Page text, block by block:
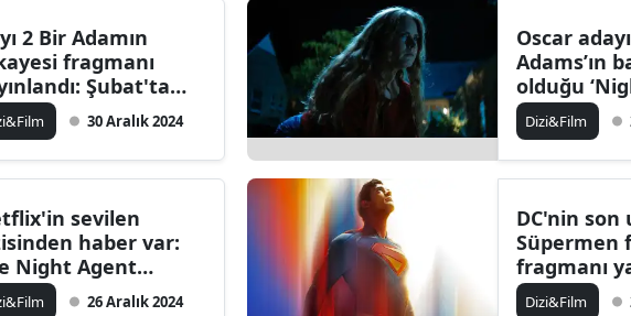
2 Bir Adamın
fragmanı
Şubat'ta
girecek30 Aralık 2024
Oscar
Adams’ın
olduğu
filminden
yayınlandı
Dizi&Film
sevilen
haber var:
Night Agent
fragmanı geldi
26 Aralık 2024
DC'nin son
Süpermen
fragmanı
Dizi&Film